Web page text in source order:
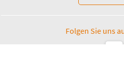
Folgen Sie uns